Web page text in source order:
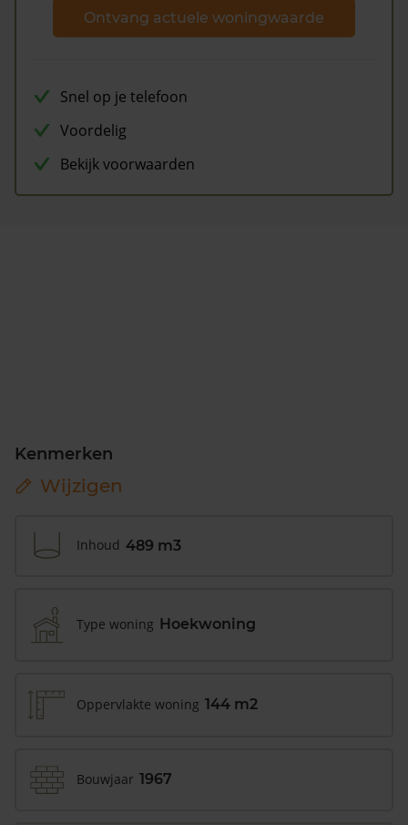
Ontvang actuele woningwaarde
Snel op je telefoon
Voordelig
Bekijk voorwaarden
Kenmerken
Wijzigen
Inhoud 489 m3
Type woning Hoekwoning
Oppervlakte woning 144 m2
Bouwjaar 1967